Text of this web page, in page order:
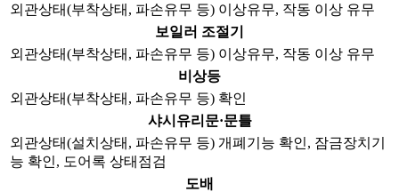
외관상태(부착상태, 파손유무 등) 이상유무, 작동 이상 유무
보일러 조절기
외관상태(부착상태, 파손유무 등) 이상유무, 작동 이상 유무
비상등
외관상태(부착상태, 파손유무 등) 확인
샤시유리문·문틀
외관상태(설치상태, 파손유무 등) 개폐기능 확인, 잠금장치기
능 확인, 도어록 상태점검
도배